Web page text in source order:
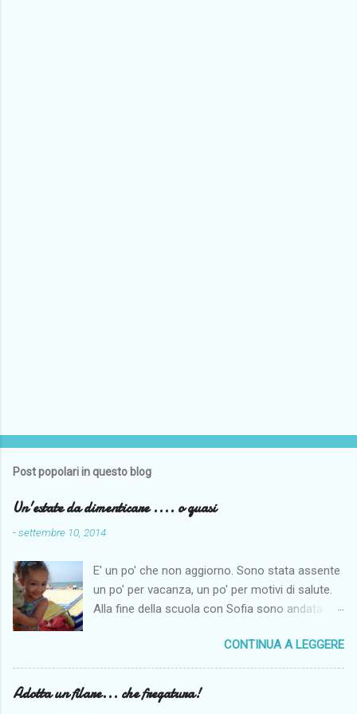
Post popolari in questo blog
Un'estate da dimenticare .... o quasi
-settembre 10, 2014
E' un po' che non aggiorno. Sono stata assente
un po' per vacanza, un po' per motivi di salute.
Alla fine della scuola con Sofia sono andata a
di ferie solo le centrali di agosto e così per far
fare un po' di mare alla monella siamo andate al
mare dai miei. Come penso per tutti il tempo
quest'anno non è stato clemente, anche se noi
CONTINUA A LEGGERE
Adotta un filare... che fregatura!